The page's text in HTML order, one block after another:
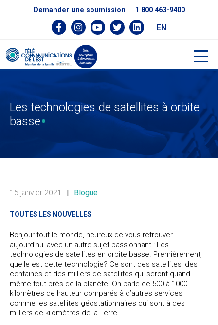
Demander une soumission 1 800 463-9400
EN
Les technologies de satellites à orbite
basse
15 janvier 2021 | Blogue
TOUTES LES NOUVELLES
Bonjour tout le monde, heureux de vous retrouver
aujourd’hui avec un autre sujet passionnant : Les
technologies de satellites en orbite basse. Premièrement,
quelle est cette technologie? Ce sont des satellites, des
centaines et des milliers de satellites qui seront quand
même tout près de la planète. On parle de 500 à 1000
kilomètres de hauteur comparés à d’autres services
comme les satellites géostationnaires qui sont à des
milliers de kilomètres de la Terre.